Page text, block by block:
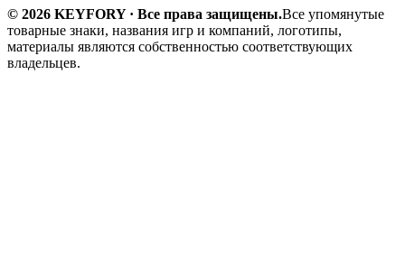
© 2026 KEYFORY · Все права защищены.Все упомянутые
товарные знаки, названия игр и компаний, логотипы,
материалы являются собственностью соответствующих
владельцев.